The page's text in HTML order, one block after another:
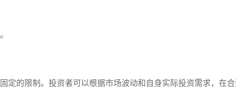
的限制。投资者可以根据市场波动和自身实际投资需求，在合